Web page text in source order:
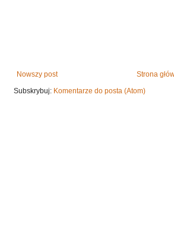
Nowszy post
Strona
Subskrybuj: Komentarze do posta (Atom)